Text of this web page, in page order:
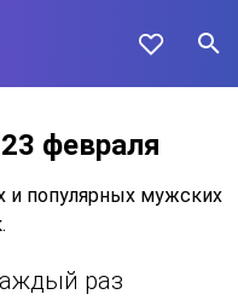
февраля
и популярных мужских
раз